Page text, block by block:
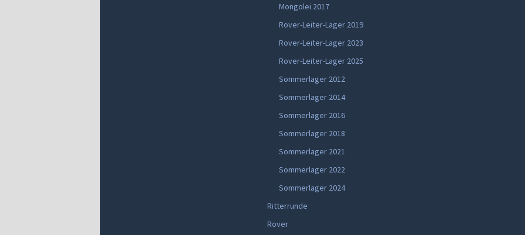
Mongolei 2017
Rover-Leiter-Lager 2019
Rover-Leiter-Lager 2023
Rover-Leiter-Lager 2025
Sommerlager 2012
Sommerlager 2014
Sommerlager 2016
Sommerlager 2018
Sommerlager 2021
Sommerlager 2022
Sommerlager 2024
Ritterrunde
Rover